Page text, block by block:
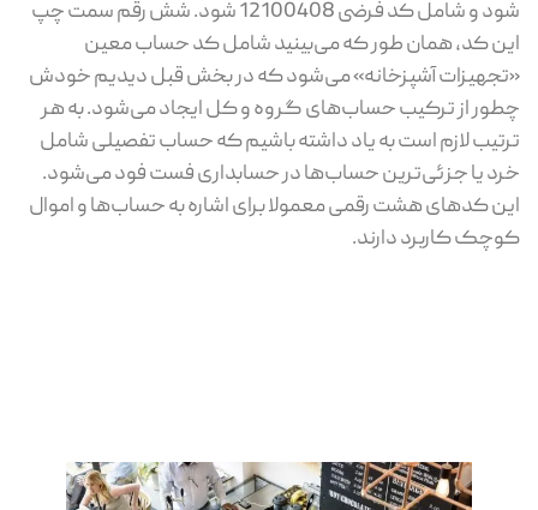
شود و شامل کد فرضی 12100408 شود. شش رقم سمت چپ
این کد، همان طور که می‌بینید شامل کد حساب معین
«تجهیزات آشپزخانه» می‌شود که در بخش قبل دیدیم خودش
چطور از ترکیب حساب‌های گروه و کل ایجاد می‌شود. به هر
ترتیب لازم است به یاد داشته باشیم که حساب تفصیلی شامل
خرد یا جزئی‌ترین حساب‌ها در حسابداری فست فود می‌شود.
این کدهای هشت رقمی معمولا برای اشاره به حساب‌ها و اموال
کوچک کاربرد دارند.